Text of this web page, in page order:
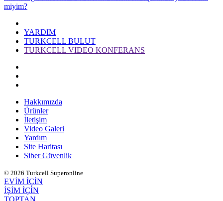
miyim?
YARDIM
TURKCELL BULUT
TURKCELL VIDEO KONFERANS
Hakkımızda
Ürünler
İletişim
Video Galeri
Yardım
Site Haritası
Siber Güvenlik
© 2026 Turkcell Superonline
EVİM İÇİN
İŞİM İÇİN
TOPTAN